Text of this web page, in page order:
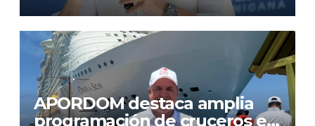
APORDOM destaca amplia
programación de cruceros en